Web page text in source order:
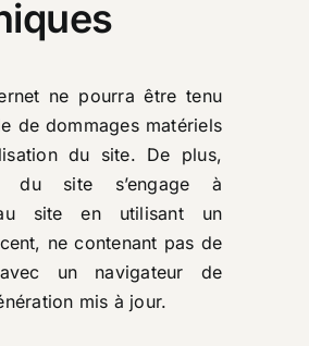
ne pourra être tenu
de dommages matériels
du site. De plus,
du site s’engage à
site en utilisant un
ne contenant pas de
un navigateur de
mis à jour.